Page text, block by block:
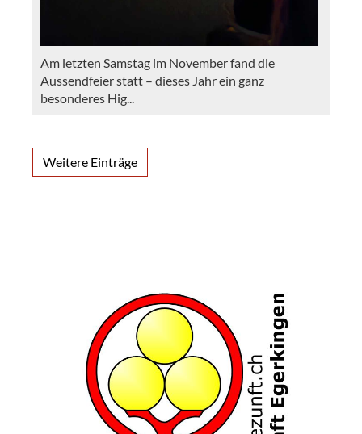
Am letzten Samstag im November fand die
Aussendfeier statt – dieses Jahr ein ganz
besonderes Hig...
Weitere Einträge